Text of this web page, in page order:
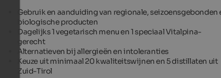
Gebruik en aanduiding van regionale, seizoensgebonden
biologische producten
Dagelijks 1 vegetarisch menu en 1 speciaal Vitalpina-
gerecht
Alternatieven bij allergieën en intoleranties
Keuze uit minimaal 20 kwaliteitswijnen en 5 distillaten uit
Zuid-Tirol